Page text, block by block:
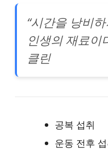
“시간을 낭비
인생의 재료이
클린
공복 섭취
운동 전후